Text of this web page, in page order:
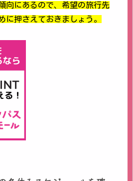
向にあるので、希望の旅行先
に押さえておきましょう。